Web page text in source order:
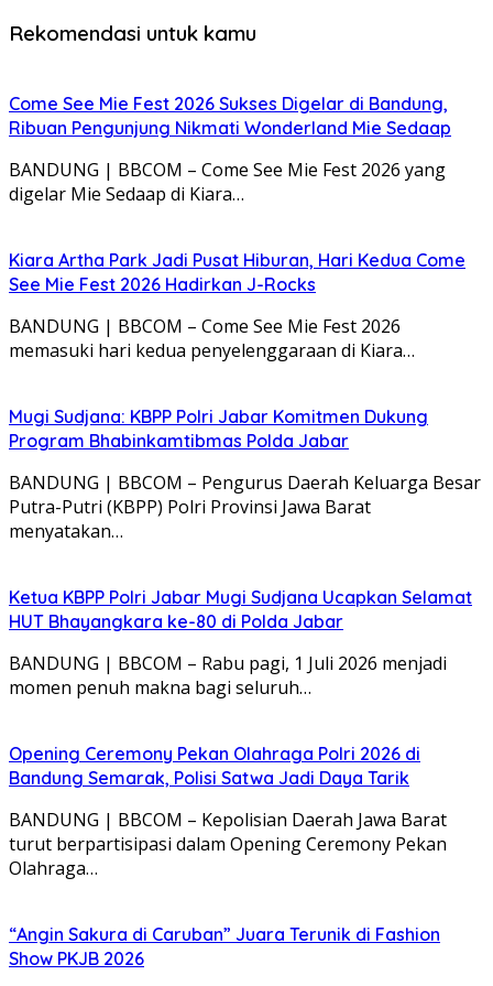
Rekomendasi untuk kamu
Come See Mie Fest 2026 Sukses Digelar di Bandung,
Ribuan Pengunjung Nikmati Wonderland Mie Sedaap
BANDUNG | BBCOM – Come See Mie Fest 2026 yang
digelar Mie Sedaap di Kiara…
Kiara Artha Park Jadi Pusat Hiburan, Hari Kedua Come
See Mie Fest 2026 Hadirkan J-Rocks
BANDUNG | BBCOM – Come See Mie Fest 2026
memasuki hari kedua penyelenggaraan di Kiara…
Mugi Sudjana: KBPP Polri Jabar Komitmen Dukung
Program Bhabinkamtibmas Polda Jabar
BANDUNG | BBCOM – Pengurus Daerah Keluarga Besar
Putra-Putri (KBPP) Polri Provinsi Jawa Barat
menyatakan…
Ketua KBPP Polri Jabar Mugi Sudjana Ucapkan Selamat
HUT Bhayangkara ke-80 di Polda Jabar
BANDUNG | BBCOM – Rabu pagi, 1 Juli 2026 menjadi
momen penuh makna bagi seluruh…
Opening Ceremony Pekan Olahraga Polri 2026 di
Bandung Semarak, Polisi Satwa Jadi Daya Tarik
BANDUNG | BBCOM – Kepolisian Daerah Jawa Barat
turut berpartisipasi dalam Opening Ceremony Pekan
Olahraga…
“Angin Sakura di Caruban” Juara Terunik di Fashion
Show PKJB 2026